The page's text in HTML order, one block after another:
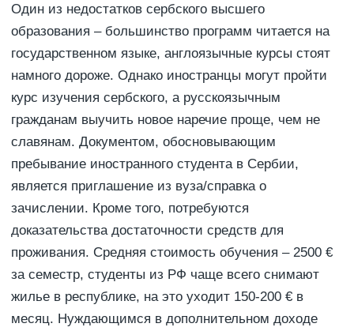
Один из недостатков сербского высшего
образования – большинство программ читается на
государственном языке, англоязычные курсы стоят
намного дороже. Однако иностранцы могут пройти
курс изучения сербского, а русскоязычным
гражданам выучить новое наречие проще, чем не
славянам. Документом, обосновывающим
пребывание иностранного студента в Сербии,
является приглашение из вуза/справка о
зачислении. Кроме того, потребуются
доказательства достаточности средств для
проживания. Средняя стоимость обучения – 2500 €
за семестр, студенты из РФ чаще всего снимают
жилье в республике, на это уходит 150-200 € в
месяц. Нуждающимся в дополнительном доходе